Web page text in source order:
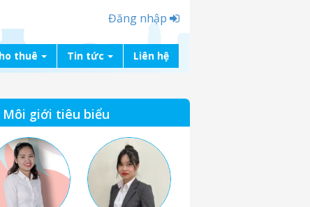
Đăng nhập
thuê Tin tức Liên hệ
Môi giới tiêu biểu